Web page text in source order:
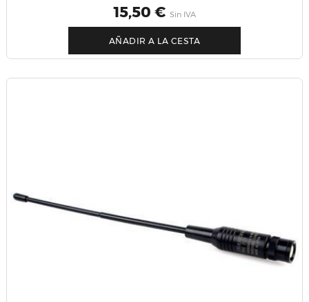
Precio
15,50 € Sin IVA
AÑADIR A LA CESTA